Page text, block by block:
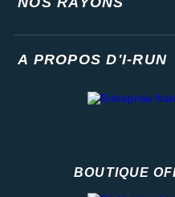
A PROPOS D'I-RUN
BOUTIQUE